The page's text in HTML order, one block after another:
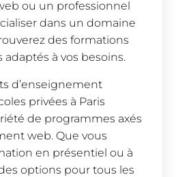
ou un professionnel
dans un domaine
des formations
à vos besoins.
d’enseignement
privées à Paris
de programmes axés
web. Que vous
en présentiel ou à
options pour tous les